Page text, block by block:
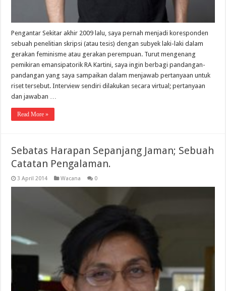
Pengantar Sekitar akhir 2009 lalu, saya pernah menjadi koresponden
sebuah penelitian skripsi (atau tesis) dengan subyek laki-laki dalam
gerakan feminisme atau gerakan perempuan. Turut mengenang
pemikiran emansipatorik RA Kartini, saya ingin berbagi pandangan-
pandangan yang saya sampaikan dalam menjawab pertanyaan untuk
riset tersebut. Interview sendiri dilakukan secara virtual; pertanyaan
dan jawaban …
Read More »
Sebatas Harapan Sepanjang Jaman; Sebuah
Catatan Pengalaman.
3 April 2014 Wacana 0